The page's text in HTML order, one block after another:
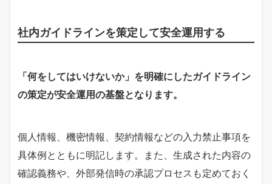
社内ガイドラインを策定して安全運用する
「何をしてはいけないか」を明確にしたガイドライン
の策定が安全運用の基盤となります。
個人情報、機密情報、契約情報などの入力禁止事項を
具体例とともに明記します。また、生成された内容の
確認義務や、外部発信時の承認プロセスも定めておく